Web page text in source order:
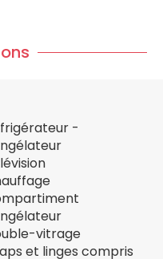
-
vitrage
et linges compris